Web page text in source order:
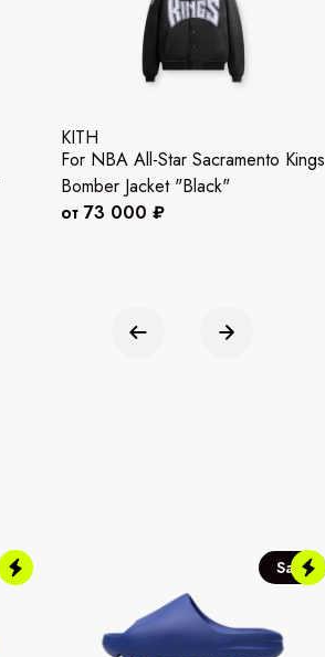
KITH
For NBA All-Star Sacramento Kings
Bomber Jacket "Black"
от 73 000 ₽
Sale